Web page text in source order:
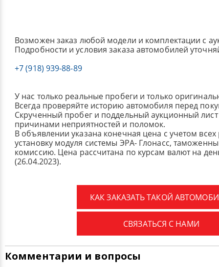
Возможен заказ любой модели и комплектации с
Подробности и условия заказа автомобилей
+7 (918) 939-88-89
У нас только реальные пробеги и только
Всегда проверяйте историю автомобиля перед
Скрученный пробег и поддельный аукционный лист
причинами неприятностей и поломок.
В объявлении указана конечная цена с учетом
установку модуля системы ЭРА- Глонасс,
комиссию. Цена рассчитана по курсам валют на
(26.04.2023).
КАК ЗАКАЗАТЬ ТАКОЙ
СВЯЗАТЬСЯ С НАМИ
Комментарии и вопросы